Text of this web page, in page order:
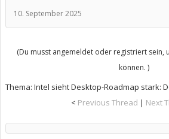
10. September 2025
(Du musst angemeldet oder registriert sein,
können. )
Thema: Intel sieht Desktop-Roadmap stark:
< Previous Thread | Next